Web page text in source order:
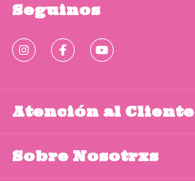
Seguinos
Atención al Cliente
Sobre Nosotrxs